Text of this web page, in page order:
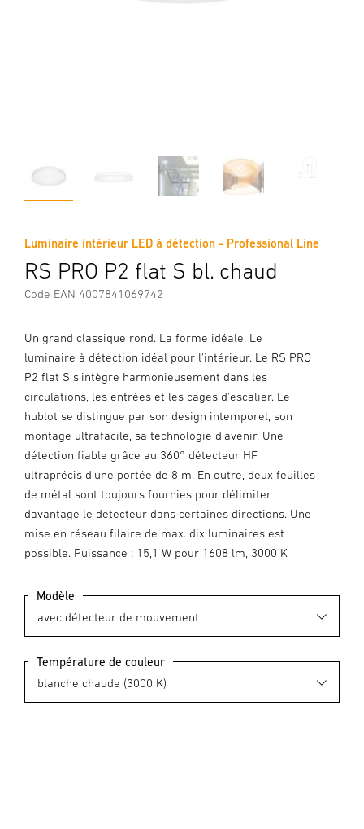
Luminaire intérieur LED à détection - Professional Line
RS PRO P2 flat S bl. chaud
Code EAN 4007841069742
Un grand classique rond. La forme idéale. Le
luminaire à détection idéal pour l'intérieur. Le RS PRO
P2 flat S s'intègre harmonieusement dans les
circulations, les entrées et les cages d'escalier. Le
hublot se distingue par son design intemporel, son
montage ultrafacile, sa technologie d'avenir. Une
détection fiable grâce au 360° détecteur HF
ultraprécis d'une portée de 8 m. En outre, deux feuilles
de métal sont toujours fournies pour délimiter
davantage le détecteur dans certaines directions. Une
mise en réseau filaire de max. dix luminaires est
possible. Puissance : 15,1 W pour 1608 lm, 3000 K
Modèle
Température de couleur